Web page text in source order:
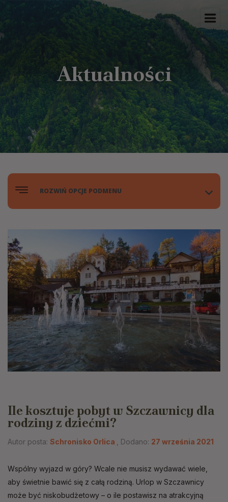
Aktualności
ROZWIŃ OPCJE PODMENU
Ile kosztuje pobyt w Szczawnicy dla
rodziny z dziećmi?
Autor posta: Schronisko Orlica , Dodano: 27 września 2021
Wspólny wyjazd w góry? Wcale nie musisz wydawać wiele,
aby świetnie bawić się z całą rodziną. Urlop w Szczawnicy
może być niskobudżetowy – o ile postawisz na atrakcyjną